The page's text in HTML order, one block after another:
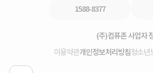
1588-8377
(주)컴퓨존 사업자
이용약관개인정보처리방침청소년